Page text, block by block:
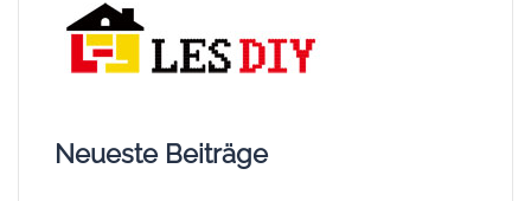
Neueste Beiträge